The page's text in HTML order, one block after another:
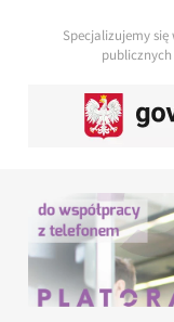
Specjalizujemy